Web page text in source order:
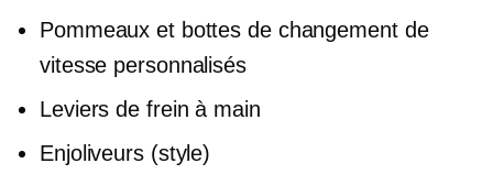
Pommeaux et bottes de changement de
vitesse personnalisés
Leviers de frein à main
Enjoliveurs (style)